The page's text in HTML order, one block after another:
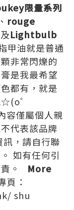
限量系列
、 rouge
及Lightbulb
甲油就是普通
非常閃爍的
是我最希望
都有，就是
゜
容僅屬個人親
代表該品牌
，請自行聯
如有任何引
。 More
頁：
shu